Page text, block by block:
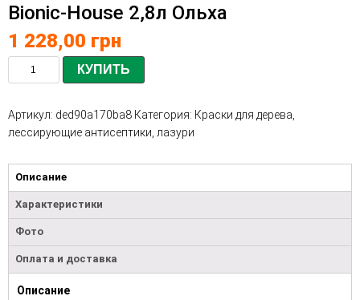
Bionic-House 2,8л Ольха
1 228,00 грн
КУПИТЬ
Артикул: ded90a170ba8 Категория: Краски для дерева,
лессирующие антисептики, лазури
Описание
Характеристики
Фото
Оплата и доставка
Описание